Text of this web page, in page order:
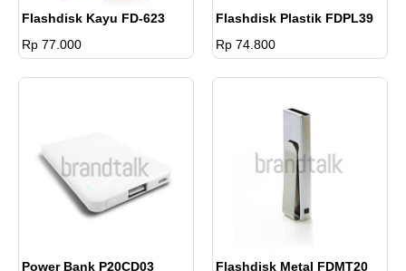
Flashdisk Kayu FD-623
Rp 77.000
Flashdisk Plastik FDPL39
Rp 74.800
Power Bank P20CD03
Flashdisk Metal FDMT20